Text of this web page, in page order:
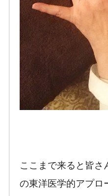
ここまで来ると皆さ
の東洋医学的アプロ